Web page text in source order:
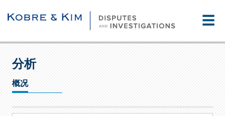
☰
分析
概况